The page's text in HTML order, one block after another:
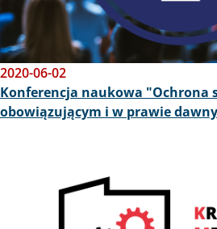
2020-06-02
Konferencja naukowa "Ochrona
obowiązującym i w prawie